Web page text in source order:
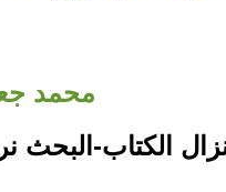
محمد
الكتاب-البحث